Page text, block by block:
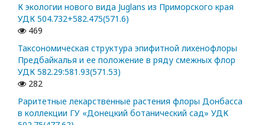
К экологии нового вида Juglans из Приморского края
УДК 504.732+582.475(571.6)
469
Таксономическая структура эпифитной лихенофлоры
Предбайкалья и ее положение в ряду смежных флор
УДК 582.29:581.93(571.53)
282
Раритетные лекарственные растения флоры Донбасса
в коллекции ГУ «Донецкий ботанический сад» УДК